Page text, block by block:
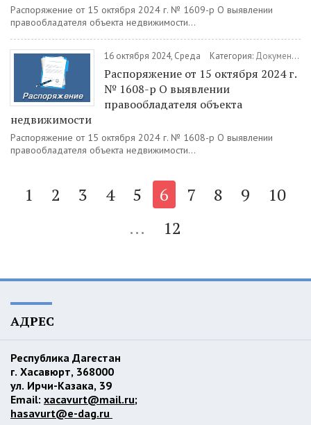
Распоряжение от 15 октября 2024 г. № 1609-р О выявлении
правообладателя объекта недвижимости...
16 октября 2024, Среда Категория: Документы
Распоряжение от 15 октября 2024 г.
№ 1608-р О выявлении
правообладателя объекта
недвижимости
Распоряжение от 15 октября 2024 г. № 1608-р О выявлении
правообладателя объекта недвижимости...
1 2 3 4 5 6 7 8 9
10
...
12
АДРЕС
Республика Дагестан
г. Хасавюрт, 368000
ул. Ирчи-Казака, 39
Email: xacavurt@mail.ru;
hasavurt@e-dag.ru